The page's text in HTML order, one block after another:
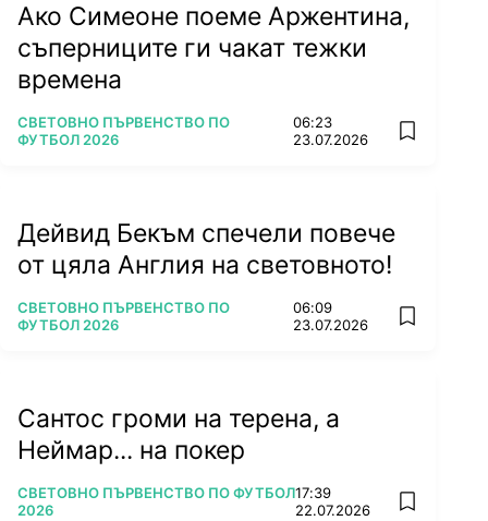
Ако Симеоне поеме Аржентина,
съперниците ги чакат тежки
времена
ПОВЕЧЕ ОТ
СВЕТОВНО ПЪРВЕНСТВО ПО
ФУТБОЛ 2026
06:23
23.07.2026
add
Дейвид Бекъм спечели повече
от цяла Англия на световното!
ПОВЕЧЕ ОТ
СВЕТОВНО ПЪРВЕНСТВО ПО
ФУТБОЛ 2026
06:09
23.07.2026
add
Сантос громи на терена, а
Неймар... на покер
ПОВЕЧЕ ОТ
СВЕТОВНО ПЪРВЕНСТВО ПО ФУТБОЛ
2026
17:39
22.07.2026
add